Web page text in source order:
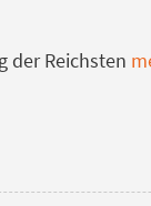
der Reichsten